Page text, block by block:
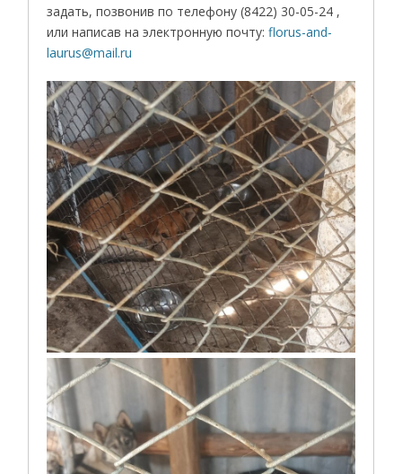
задать, позвонив по телефону (8422) 30-05-24 ,
или написав на электронную почту:florus-and-
laurus@mail.ru